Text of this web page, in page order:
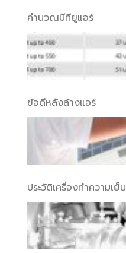
คำนวณบีทียูแอร์
ข้อดีหลังล้างแอร์
ประวัติเครื่องทำความเย็น